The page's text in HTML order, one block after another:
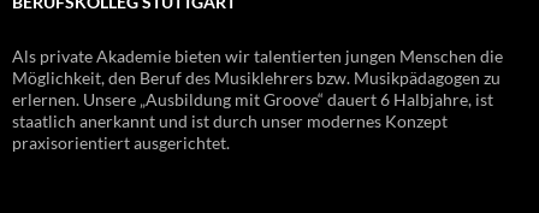
Als private Akademie bieten wir talentierten jungen Menschen die
Möglichkeit, den Beruf des Musiklehrers bzw. Musikpädagogen zu
erlernen. Unsere „Ausbildung mit Groove“ dauert 6 Halbjahre, ist
staatlich anerkannt und ist durch unser modernes Konzept
praxisorientiert ausgerichtet.